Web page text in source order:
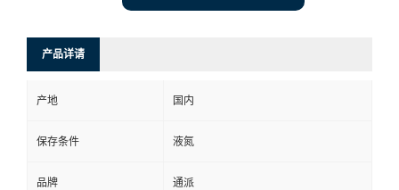
产品详请
产地 国内
保存条件 液氮
品牌 通派